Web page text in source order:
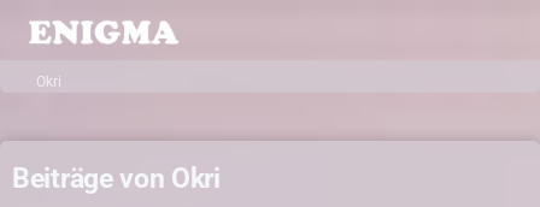
Okri
Beiträge von Okri